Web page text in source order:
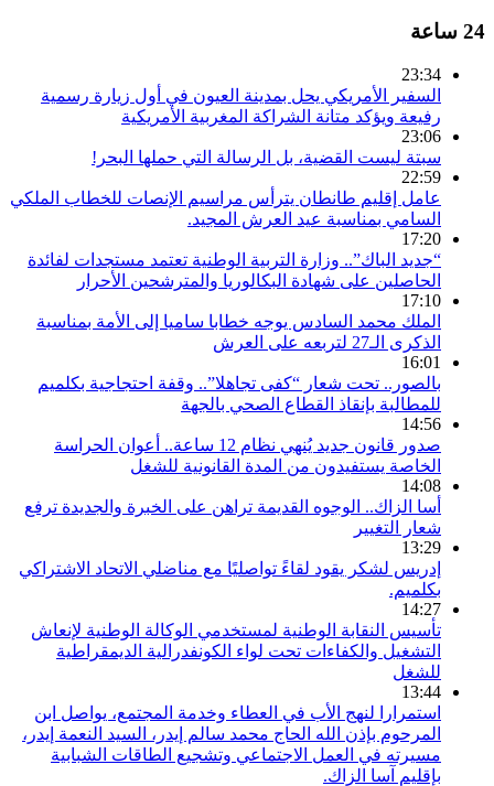
24 ساعة
23:34
السفير الأمريكي يحل بمدينة العيون في أول زيارة رسمية
رفيعة ويؤكد متانة الشراكة المغربية الأمريكية
23:06
سبتة ليست القضية، بل الرسالة التي حملها البحر!
22:59
عامل إقليم طانطان يترأس مراسيم الإنصات للخطاب الملكي
السامي بمناسبة عيد العرش المجيد.
17:20
“جديد الباك”.. وزارة التربية الوطنية تعتمد مستجدات لفائدة
الحاصلين على شهادة البكالوريا والمترشحين الأحرار
17:10
الملك محمد السادس يوجه خطابا ساميا إلى الأمة بمناسبة
الذكرى الـ27 لتربعه على العرش
16:01
بالصور.. تحت شعار “كفى تجاهلا”.. وقفة احتجاجية بكلميم
للمطالبة بإنقاذ القطاع الصحي بالجهة
14:56
صدور قانون جديد يُنهي نظام 12 ساعة.. أعوان الحراسة
الخاصة يستفيدون من المدة القانونية للشغل
14:08
أسا الزاك.. الوجوه القديمة تراهن على الخبرة والجديدة ترفع
شعار التغيير
13:29
إدريس لشكر يقود لقاءً تواصليًا مع مناضلي الاتحاد الاشتراكي
بكلميم.
14:27
تأسيس النقابة الوطنية لمستخدمي الوكالة الوطنية لإنعاش
التشغيل والكفاءات تحت لواء الكونفدرالية الديمقراطية
للشغل
13:44
استمرارا لنهج الأب في العطاء وخدمة المجتمع، يواصل ابن
المرحوم بإذن الله الحاج محمد سالم إيدر، السيد النعمة إيدر،
مسيرته في العمل الاجتماعي وتشجيع الطاقات الشبابية
بإقليم آسا الزاك.